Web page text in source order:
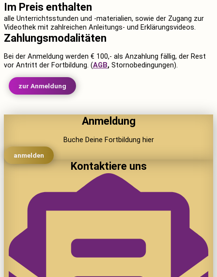
Im Preis enthalten
alle Unterrichtsstunden und -materialien, sowie der Zugang zur
Videothek mit zahlreichen Anleitungs- und Erklärungsvideos.
Zahlungsmodalitäten
Bei der Anmeldung werden € 100,- als Anzahlung fällig, der Rest
vor Antritt der Fortbildung. (AGB, Stornobedingungen).
zur Anmeldung
Anmeldung
Buche Deine Fortbildung hier
anmelden
Kontaktiere uns